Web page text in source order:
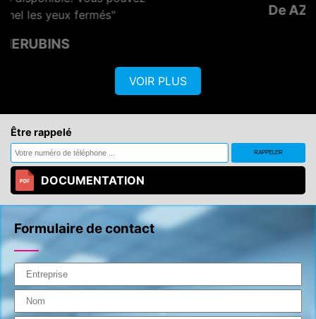
VOIR PLUS
Être rappelé
DOCUMENTATION
Formulaire de contact